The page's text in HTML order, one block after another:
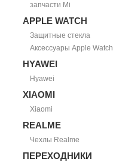
запчасти Mi
APPLE WATCH
Защитные стекла
Аксессуары Apple Watch
HYAWEI
Hyawei
XIAOMI
Xiaomi
REALME
Чехлы Realme
ПЕРЕХОДНИКИ